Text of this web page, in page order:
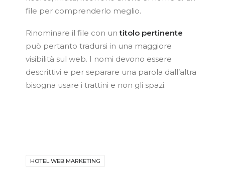
file per comprenderlo meglio.
Rinominare il file con untitolo pertinente
può pertanto tradursi in una maggiore
visibilità sul web. I nomi devono essere
descrittivi e per separare una parola dall’altra
bisogna usare i trattini e non gli spazi.
HOTEL WEB MARKETING